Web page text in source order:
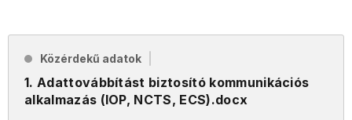
Közérdekű adatok
1. Adattovábbítást biztosító kommunikációs
alkalmazás (IOP, NCTS, ECS).docx